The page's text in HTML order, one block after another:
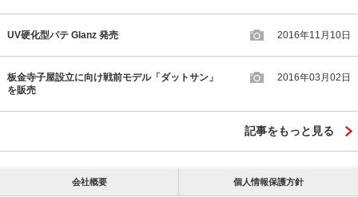
UV硬化型パテ Glanz 発売 2016年11月10日
板金寺子屋設立に向け戦前モデル「ダットサン」
を販売
2016年03月02日
記事をもっと見る
会社概要 個人情報保護方針